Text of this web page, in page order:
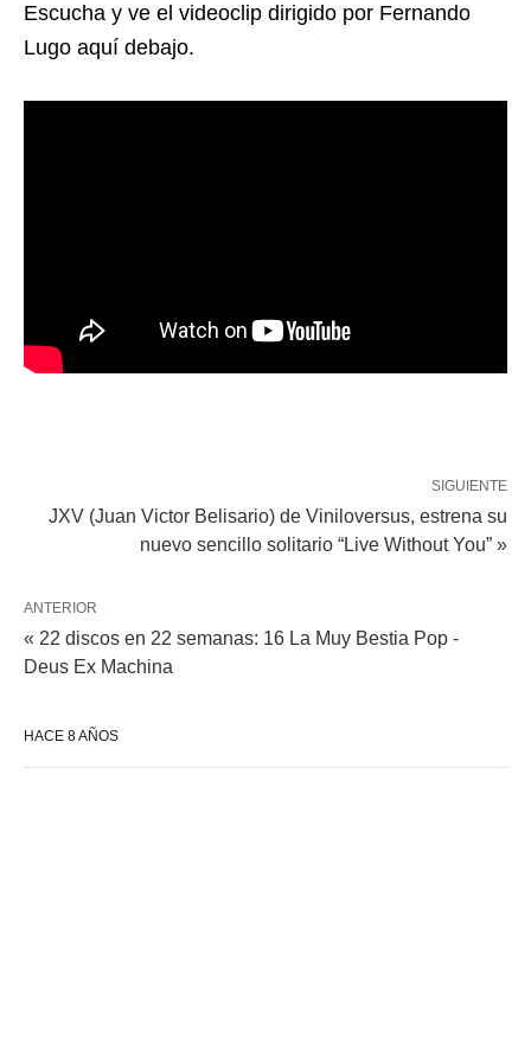
Escucha y ve el videoclip dirigido por Fernando
Lugo aquí debajo.
SIGUIENTE
JXV (Juan Victor Belisario) de Viniloversus, estrena su
nuevo sencillo solitario “Live Without You” »
ANTERIOR
« 22 discos en 22 semanas: 16 La Muy Bestia Pop -
Deus Ex Machina
HACE 8 AÑOS